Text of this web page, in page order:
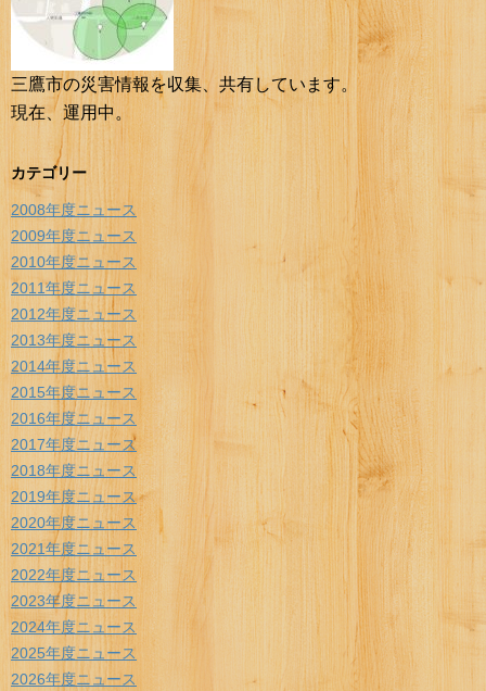
三鷹市の災害情報を収集、共有しています。
現在、運用中。
カテゴリー
2008年度ニュース
2009年度ニュース
2010年度ニュース
2011年度ニュース
2012年度ニュース
2013年度ニュース
2014年度ニュース
2015年度ニュース
2016年度ニュース
2017年度ニュース
2018年度ニュース
2019年度ニュース
2020年度ニュース
2021年度ニュース
2022年度ニュース
2023年度ニュース
2024年度ニュース
2025年度ニュース
2026年度ニュース